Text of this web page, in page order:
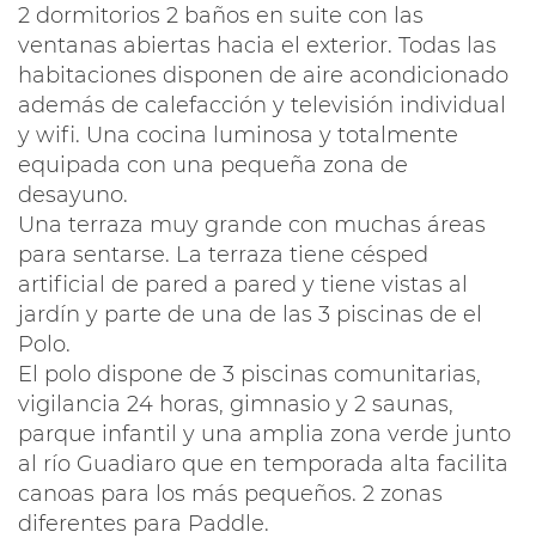
2 dormitorios 2 baños en suite con las
ventanas abiertas hacia el exterior. Todas las
habitaciones disponen de aire acondicionado
además de calefacción y televisión individual
y wifi. Una cocina luminosa y totalmente
equipada con una pequeña zona de
desayuno.
Una terraza muy grande con muchas áreas
para sentarse. La terraza tiene césped
artificial de pared a pared y tiene vistas al
jardín y parte de una de las 3 piscinas de el
Polo.
El polo dispone de 3 piscinas comunitarias,
vigilancia 24 horas, gimnasio y 2 saunas,
parque infantil y una amplia zona verde junto
al río Guadiaro que en temporada alta facilita
canoas para los más pequeños. 2 zonas
diferentes para Paddle.